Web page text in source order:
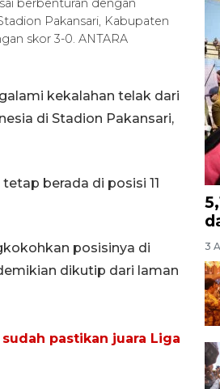
berbenturan dengan
Pakansari, Kabupaten
skor 3-0. ANTARA
kekalahan telak dari
di Stadion Pakansari,
berada di posisi 11
posisinya di
dikutip dari laman
pastikan juara Liga
3